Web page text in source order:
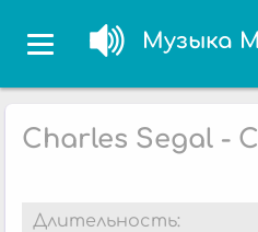
Музыка
Charles Segal -
Длительность: